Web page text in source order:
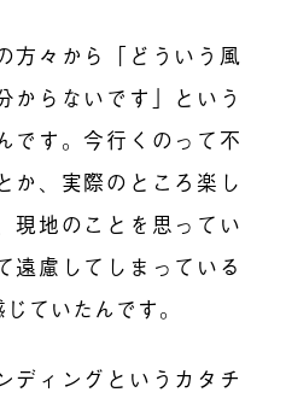
方々から「どういう風
からないです」という
です。今行くのって不
か、実際のところ楽し
現地のことを思ってい
遠慮してしまっている
ていたんです。
ディングというカタチ